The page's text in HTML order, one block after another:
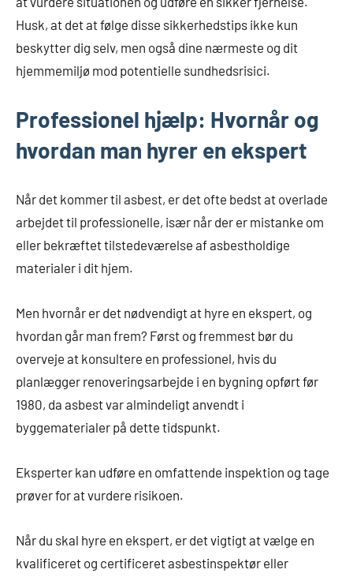
Husk, at det at følge disse sikkerhedstips ikke kun
beskytter dig selv, men også dine nærmeste og dit
hjemmemiljø mod potentielle sundhedsrisici.
Professionel hjælp: Hvornår og
hvordan man hyrer en ekspert
Når det kommer til asbest, er det ofte bedst at overlade
arbejdet til professionelle, især når der er mistanke om
eller bekræftet tilstedeværelse af asbestholdige
materialer i dit hjem.
Men hvornår er det nødvendigt at hyre en ekspert, og
hvordan går man frem? Først og fremmest bør du
overveje at konsultere en professionel, hvis du
planlægger renoveringsarbejde i en bygning opført før
1980, da asbest var almindeligt anvendt i
byggematerialer på dette tidspunkt.
Eksperter kan udføre en omfattende inspektion og tage
prøver for at vurdere risikoen.
Når du skal hyre en ekspert, er det vigtigt at vælge en
kvalificeret og certificeret asbestinspektør eller